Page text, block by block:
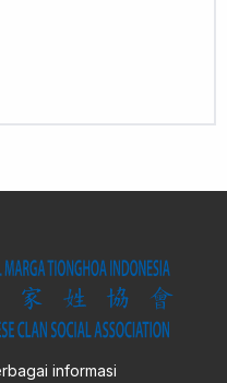
informasi